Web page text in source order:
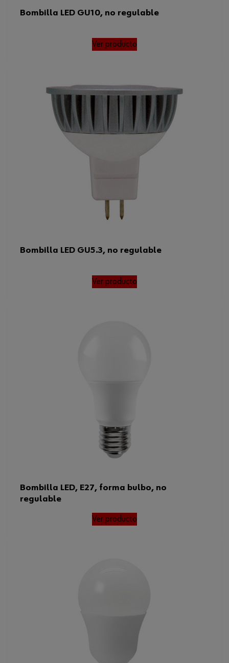
Bombilla LED GU10, no regulable
Ver producto
Bombilla LED GU5.3, no regulable
Ver producto
Bombilla LED, E27, forma bulbo, no
regulable
Ver producto